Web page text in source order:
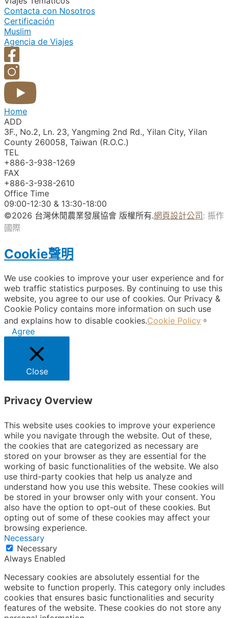
下一篇 109年度『休閒農業青農論壇』
Sobre Nosotros
Últimas Noticias
Viajes Temáticos
Contacta con Nosotros
Certificación
Muslim
Agencia de Viajes
ADD
3F., No.2, Ln. 23, Yangming 2nd Rd., Yilan City, Yilan
County 260058, Taiwan (R.O.C.)
TEL
+886-3-938-1269​
FAX
+886-3-938-2610
Office Time
09:00-12:30 & 13:30-18:00
©2026 台灣休閒農業發展協會 版權所有.網頁設計公司: 振作
國際
Cookie聲明
We use cookies to improve your user experience and for
web traffic statistics purposes. By continuing to use this
website, you agree to our use of cookies. Our Privacy &
Cookie Policy contains more information on such use